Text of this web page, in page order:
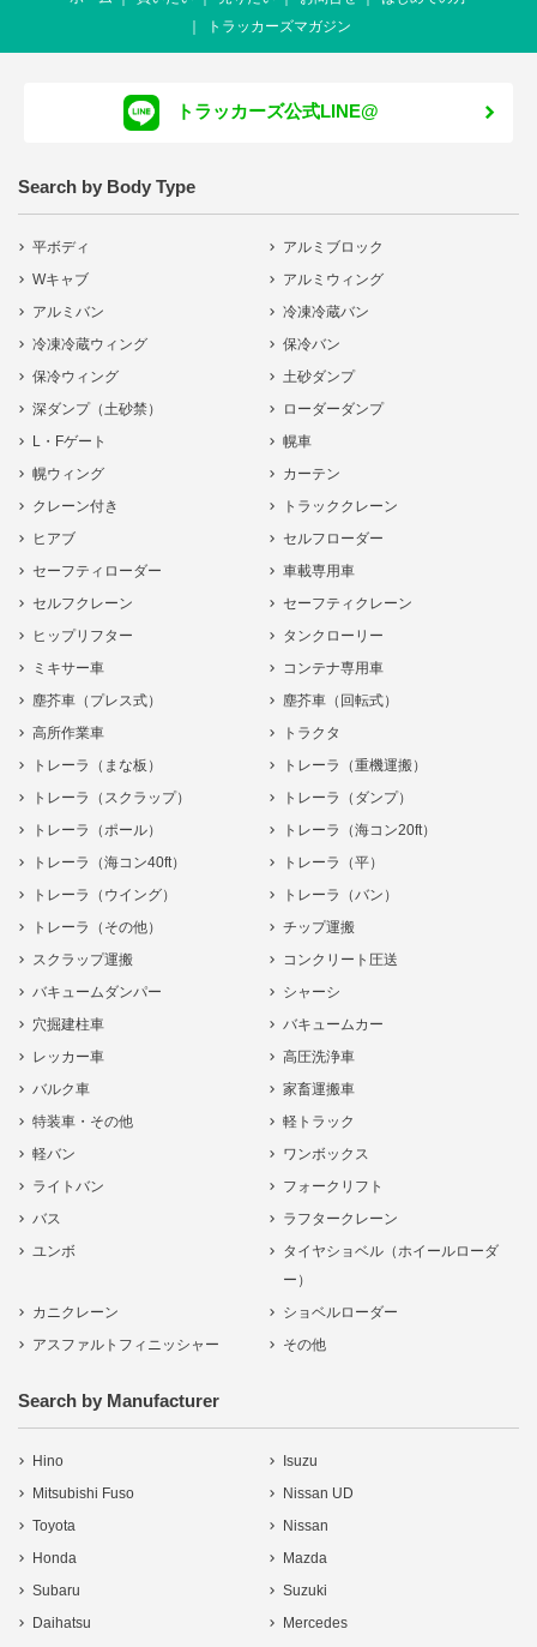
トラッカーズマガジン
トラッカーズ公式LINE@
Search by Body Type
平ボディ
アルミブロック
Wキャブ
アルミウィング
アルミバン
冷凍冷蔵バン
冷凍冷蔵ウィング
保冷バン
保冷ウィング
土砂ダンプ
深ダンプ（土砂禁）
ローダーダンプ
L・Fゲート
幌車
幌ウィング
カーテン
クレーン付き
トラッククレーン
ヒアブ
セルフローダー
セーフティローダー
車載専用車
セルフクレーン
セーフティクレーン
ヒップリフター
タンクローリー
ミキサー車
コンテナ専用車
塵芥車（プレス式）
塵芥車（回転式）
高所作業車
トラクタ
トレーラ（まな板）
トレーラ（重機運搬）
トレーラ（スクラップ）
トレーラ（ダンプ）
トレーラ（ポール）
トレーラ（海コン20ft）
トレーラ（海コン40ft）
トレーラ（平）
トレーラ（ウイング）
トレーラ（バン）
トレーラ（その他）
チップ運搬
スクラップ運搬
コンクリート圧送
バキュームダンパー
シャーシ
穴掘建柱車
バキュームカー
レッカー車
高圧洗浄車
バルク車
家畜運搬車
特装車・その他
軽トラック
軽バン
ワンボックス
ライトバン
フォークリフト
バス
ラフタークレーン
ユンボ
タイヤショベル（ホイールローダ
ー）
カニクレーン
ショベルローダー
アスファルトフィニッシャー
その他
Search by Manufacturer
Hino
Isuzu
Mitsubishi Fuso
Nissan UD
Toyota
Nissan
Honda
Mazda
Subaru
Suzuki
Daihatsu
Mercedes